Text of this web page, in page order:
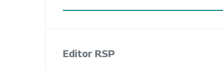
Editor RSP